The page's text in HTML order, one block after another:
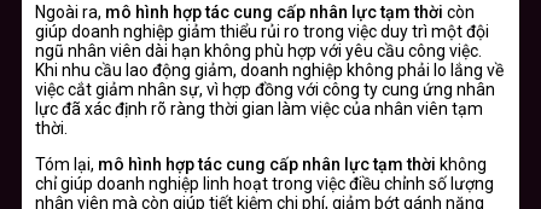
Ngoài ra, mô hình hợp tác cung cấp nhân lực tạm thời còn
giúp doanh nghiệp giảm thiểu rủi ro trong việc duy trì một đội
ngũ nhân viên dài hạn không phù hợp với yêu cầu công việc.
Khi nhu cầu lao động giảm, doanh nghiệp không phải lo lắng về
việc cắt giảm nhân sự, vì hợp đồng với công ty cung ứng nhân
lực đã xác định rõ ràng thời gian làm việc của nhân viên tạm
thời.
Tóm lại, mô hình hợp tác cung cấp nhân lực tạm thời không
chỉ giúp doanh nghiệp linh hoạt trong việc điều chỉnh số lượng
nhân viên mà còn giúp tiết kiệm chi phí, giảm bớt gánh nặng